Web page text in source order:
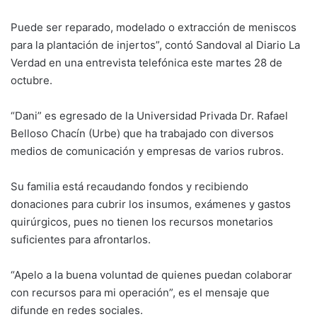
Puede ser reparado, modelado o extracción de meniscos
para la plantación de injertos”, contó Sandoval al Diario La
Verdad en una entrevista telefónica este martes 28 de
octubre.
“Dani” es egresado de la Universidad Privada Dr. Rafael
Belloso Chacín (Urbe) que ha trabajado con diversos
medios de comunicación y empresas de varios rubros.
Su familia está recaudando fondos y recibiendo
donaciones para cubrir los insumos, exámenes y gastos
quirúrgicos, pues no tienen los recursos monetarios
suficientes para afrontarlos.
“Apelo a la buena voluntad de quienes puedan colaborar
con recursos para mi operación”, es el mensaje que
difunde en redes sociales.